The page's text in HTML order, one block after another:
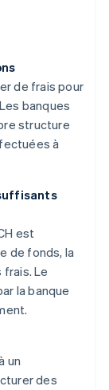
de frais pour
banques
structure
à
est
de fonds, la
Le
la banque
un
des